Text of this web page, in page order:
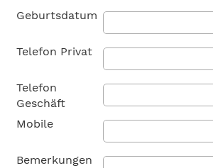
Geburtsdatum
Telefon Privat
Telefon
Geschäft
Mobile
Bemerkungen